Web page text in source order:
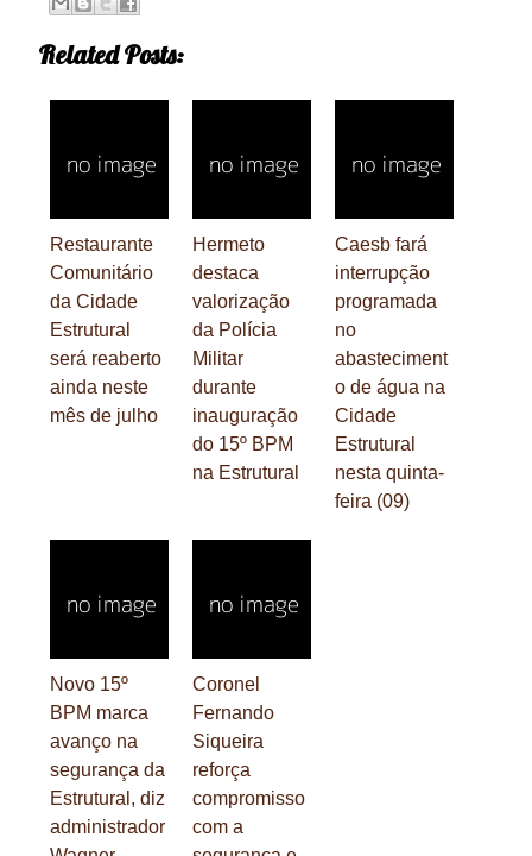
Related Posts:
Restaurante
Comunitário
da Cidade
Estrutural
será reaberto
ainda neste
mês de julho
Hermeto
destaca
valorização
da Polícia
Militar
durante
inauguração
do 15º BPM
na Estrutural
Caesb fará
interrupção
programada
no
abasteciment
o de água na
Cidade
Estrutural
nesta quinta-
feira (09)
Novo 15º
BPM marca
avanço na
segurança da
Estrutural, diz
administrador
Coronel
Fernando
Siqueira
reforça
compromisso
com a